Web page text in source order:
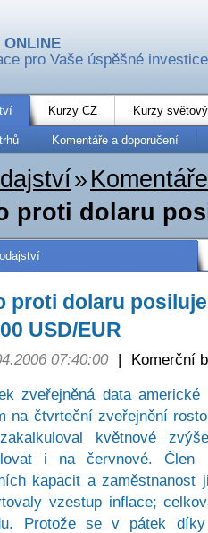
pro Vaše úspěšné investice
Kurzy CZ Kurzy
Komentáře a doporučení
»
proti dolaru
proti dolaru
USD/EUR
07:40:00 |
Komerční
zveřejněná data
na čtvrteční zveřejnění
květnové
i na červnové. Člen
kapacit a
vzestup inflace;
Protože se v pátek díky